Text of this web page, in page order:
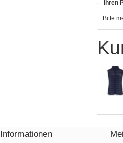
Ihren
Bitte
Informationen